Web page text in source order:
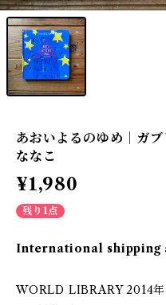
あおいよるのゆめ｜ガ
ななこ
¥1,980
残り1点
International shipping
WORLD LIBRARY 2014年